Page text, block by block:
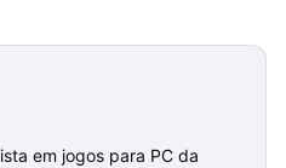
em jogos para PC da